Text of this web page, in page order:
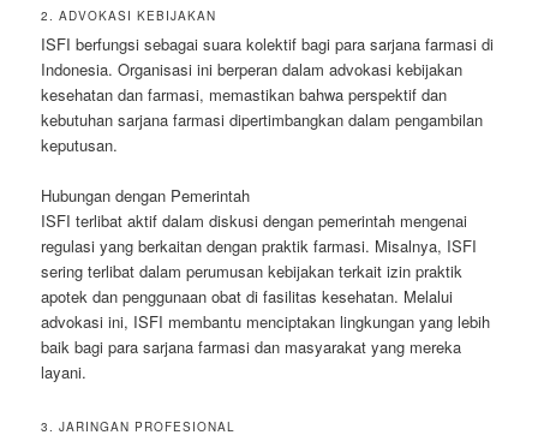
2. ADVOKASI KEBIJAKAN
ISFI berfungsi sebagai suara kolektif bagi para sarjana farmasi di
Indonesia. Organisasi ini berperan dalam advokasi kebijakan
kesehatan dan farmasi, memastikan bahwa perspektif dan
kebutuhan sarjana farmasi dipertimbangkan dalam pengambilan
keputusan.
Hubungan dengan Pemerintah
ISFI terlibat aktif dalam diskusi dengan pemerintah mengenai
regulasi yang berkaitan dengan praktik farmasi. Misalnya, ISFI
sering terlibat dalam perumusan kebijakan terkait izin praktik
apotek dan penggunaan obat di fasilitas kesehatan. Melalui
advokasi ini, ISFI membantu menciptakan lingkungan yang lebih
baik bagi para sarjana farmasi dan masyarakat yang mereka
layani.
3. JARINGAN PROFESIONAL